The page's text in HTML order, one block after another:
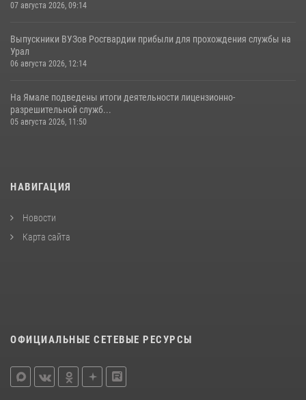
07 августа 2026, 09:14
Выпускники ВУЗов Росгвардии прибыли для прохождения службы на
Урал
06 августа 2026, 12:14
На Ямале подведены итоги деятельности лицензионно-
разрешительной служб...
05 августа 2026, 11:50
НАВИГАЦИЯ
Новости
Карта сайта
ОФИЦИАЛЬНЫЕ СЕТЕВЫЕ РЕСУРСЫ